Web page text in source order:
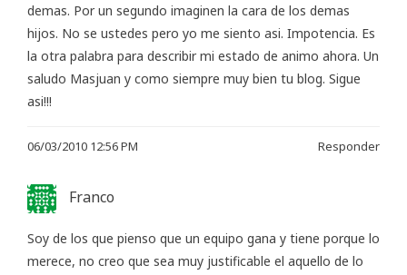
demas. Por un segundo imaginen la cara de los demas
hijos. No se ustedes pero yo me siento asi. Impotencia. Es
la otra palabra para describir mi estado de animo ahora. Un
saludo Masjuan y como siempre muy bien tu blog. Sigue
asi!!!
06/03/2010 12:56 PM Responder
Franco
Soy de los que pienso que un equipo gana y tiene porque lo
merece, no creo que sea muy justificable el aquello de lo